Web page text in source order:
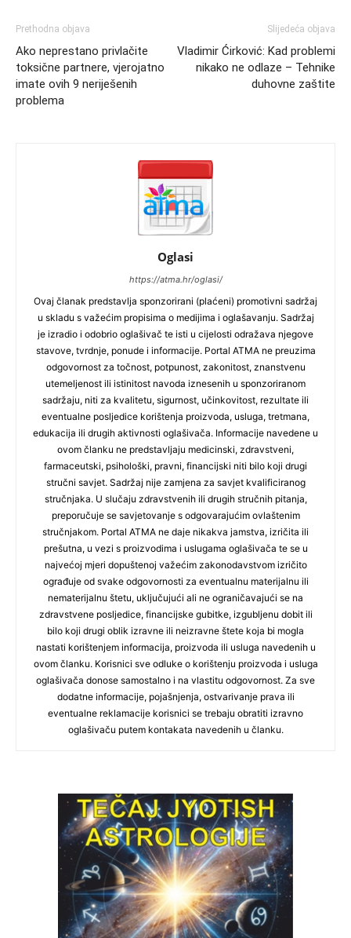
Prethodna objava
Ako neprestano privlačite
toksične partnere, vjerojatno
imate ovih 9 neriješenih
problema
Slijedeća objava
Vladimir Ćirković: Kad problemi
nikako ne odlaze – Tehnike
duhovne zaštite
Oglasi
https://atma.hr/oglasi/
Ovaj članak predstavlja sponzorirani (plaćeni) promotivni sadržaj
u skladu s važećim propisima o medijima i oglašavanju. Sadržaj
je izradio i odobrio oglašivač te isti u cijelosti odražava njegove
stavove, tvrdnje, ponude i informacije. Portal ATMA ne preuzima
odgovornost za točnost, potpunost, zakonitost, znanstvenu
utemeljenost ili istinitost navoda iznesenih u sponzoriranom
sadržaju, niti za kvalitetu, sigurnost, učinkovitost, rezultate ili
eventualne posljedice korištenja proizvoda, usluga, tretmana,
edukacija ili drugih aktivnosti oglašivača. Informacije navedene u
ovom članku ne predstavljaju medicinski, zdravstveni,
farmaceutski, psihološki, pravni, financijski niti bilo koji drugi
stručni savjet. Sadržaj nije zamjena za savjet kvalificiranog
stručnjaka. U slučaju zdravstvenih ili drugih stručnih pitanja,
preporučuje se savjetovanje s odgovarajućim ovlaštenim
stručnjakom. Portal ATMA ne daje nikakva jamstva, izričita ili
prešutna, u vezi s proizvodima i uslugama oglašivača te se u
najvećoj mjeri dopuštenoj važećim zakonodavstvom izričito
ograđuje od svake odgovornosti za eventualnu materijalnu ili
nematerijalnu štetu, uključujući ali ne ograničavajući se na
zdravstvene posljedice, financijske gubitke, izgubljenu dobit ili
bilo koji drugi oblik izravne ili neizravne štete koja bi mogla
nastati korištenjem informacija, proizvoda ili usluga navedenih u
ovom članku. Korisnici sve odluke o korištenju proizvoda i usluga
oglašivača donose samostalno i na vlastitu odgovornost. Za sve
dodatne informacije, pojašnjenja, ostvarivanje prava ili
eventualne reklamacije korisnici se trebaju obratiti izravno
oglašivaču putem kontakata navedenih u članku.